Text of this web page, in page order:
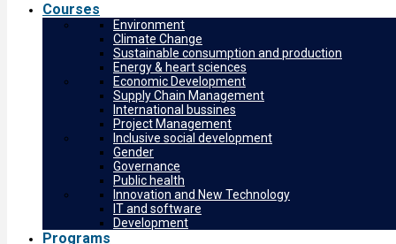
Courses
Environment
Climate Change
Sustainable consumption and production
Energy & heart sciences
Economic Development
Supply Chain Management
International bussines
Project Management
Inclusive social development
Gender
Governance
Public health
Innovation and New Technology
IT and software
Development
Programs